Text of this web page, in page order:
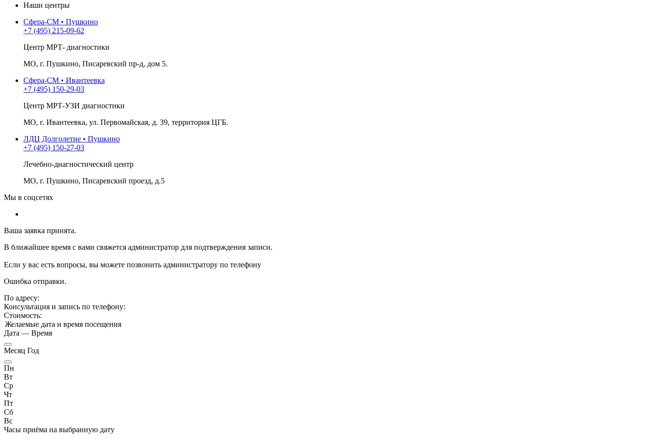
Наши центры
Сфера-СМ • Пушкино
+7 (495) 215-09-62
Центр МРТ- диагностики
МО, г. Пушкино, Писаревский пр-д, дом 5.
Сфера-СМ • Ивантеевка
+7 (495) 150-29-03
Центр МРТ-УЗИ диагностики
МО, г. Ивантеевка, ул. Первомайская, д. 39, территория ЦГБ.
ЛДЦ Долголетие • Пушкино
+7 (495) 150-27-03
Лечебно-диагностический центр
МО, г. Пушкино, Писаревский проезд, д.5
Мы в соцсетях
Ваша заявка принята.
В ближайшее время с вами свяжется администратор для подтверждения записи.
Если у вас есть вопросы, вы можете позвонить администратору по телефону
Ошибка отправки.
По адресу:
Консультация и запись по телефону:
Стоимость:
Желаемые дата и время посещения
Дата — Время
Месяц Год
Пн
Вт
Ср
Чт
Пт
Сб
Вс
Часы приёма на выбранную дату